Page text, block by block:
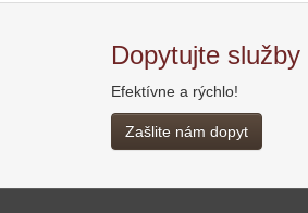
Dopytujte služby
Efektívne a rýchlo!
Zašlite nám dopyt